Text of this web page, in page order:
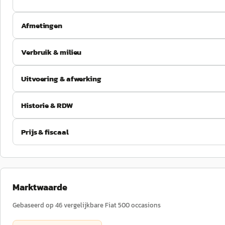
Afmetingen
Verbruik & milieu
Uitvoering & afwerking
Historie & RDW
Prijs & fiscaal
Marktwaarde
Gebaseerd op 46vergelijkbareFiat500occasions